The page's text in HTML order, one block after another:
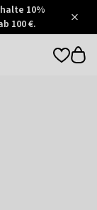
10%
100 €.